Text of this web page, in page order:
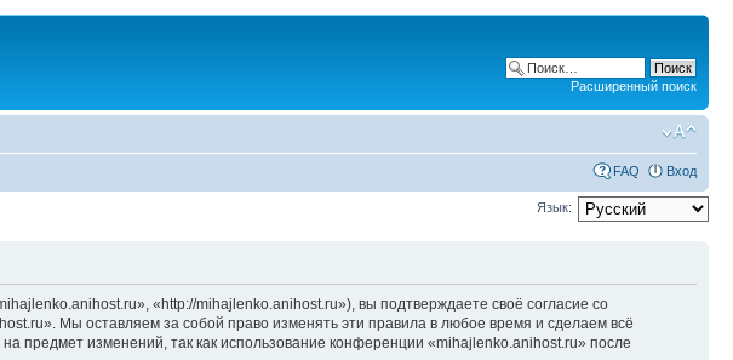
Расширенный поиск
FAQ Вход
Язык:
«http://mihajlenko.anihost.ru»), вы подтверждаете своё согласие со
Мы оставляем за собой право изменять эти правила в любое время и сделаем всё
предмет изменений, так как использование конференции «mihajlenko.anihost.ru» после